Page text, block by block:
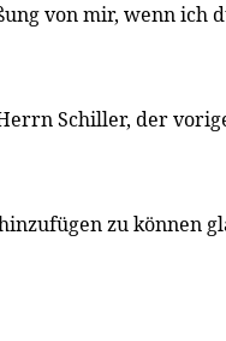
von mir, wenn ich
Schiller, der
zu können